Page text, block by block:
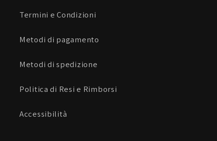
Termini e Condizioni
Metodi di pagamento
Metodi di spedizione
Politica di Resi e Rimborsi
Accessibilità